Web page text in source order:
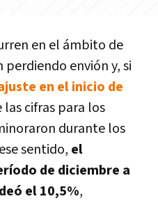
en el ámbito de
perdiendo envión y, si
en el inicio de
las cifras para los
durante los
sentido, el
de diciembre a
el 10,5%,